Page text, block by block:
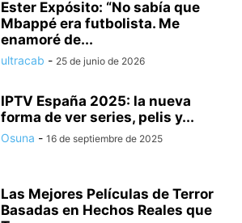
Ester Expósito: “No sabía que
Mbappé era futbolista. Me
enamoré de...
ultracab - 25 de junio de 2026
IPTV España 2025: la nueva
forma de ver series, pelis y...
Osuna - 16 de septiembre de 2025
Las Mejores Películas de Terror
Basadas en Hechos Reales que